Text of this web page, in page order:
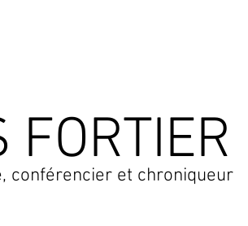
FORTIER
conférencier et chroniqueur